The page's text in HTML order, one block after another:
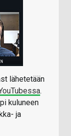
lähetetään
.
kuluneen
ja